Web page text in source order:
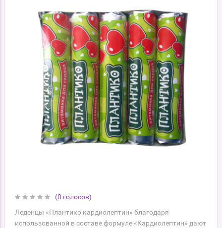
(0 голосов)
Леденцы «Плантико кардиолептин» благодаря
использованной в составе формуле «Кардиолептин» дают